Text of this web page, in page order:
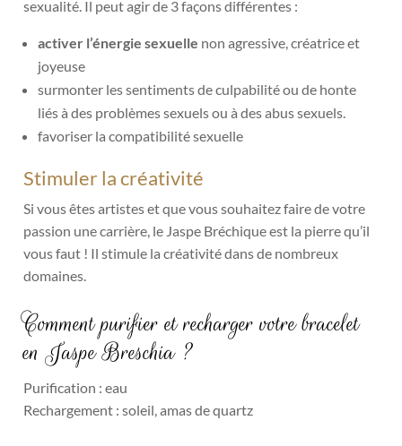
sexualité. Il peut agir de 3 façons différentes :
activer l’énergie sexuelle non agressive, créatrice et
joyeuse
surmonter les sentiments de culpabilité ou de honte
liés à des problèmes sexuels ou à des abus sexuels.
favoriser la compatibilité sexuelle
Stimuler la créativité
Si vous êtes artistes et que vous souhaitez faire de votre
passion une carrière, le Jaspe Bréchique est la pierre qu’il
vous faut ! Il stimule la créativité dans de nombreux
domaines.
Comment purifier et recharger votre bracelet
en Jaspe Breschia ?
Purification : eau
Rechargement : soleil, amas de quartz